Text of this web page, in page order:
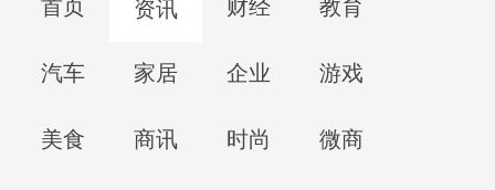
首页 资讯 财经 教育
汽车 家居 企业 游戏
美食 商讯 时尚 微商